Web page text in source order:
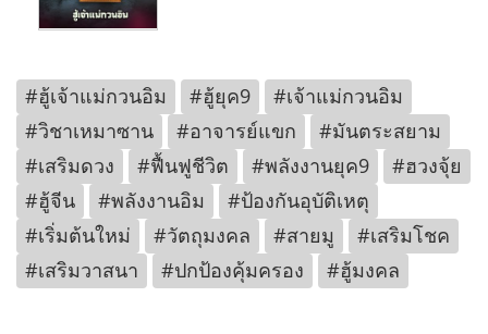
#ฮู้เจ้าแม่กวนอิม #ฮู้ยุค9
#เจ้าแม่กวนอิม
#วิชาเหมาซาน
#อาจารย์แขก
#มันตระสยาม
#เสริมดวง
#ฟื้นฟูชีวิต #พลังงานยุค9
#ฮวงจุ้ย
#ฮู้จีน
#พลังงานอิม
#ป้องกันอุบัติเหตุ
#เริ่มต้นใหม่
#วัตถุมงคล #สายมู
#เสริมโชค
#เสริมวาสนา
#ปกป้องคุ้มครอง #ฮู้มงคล